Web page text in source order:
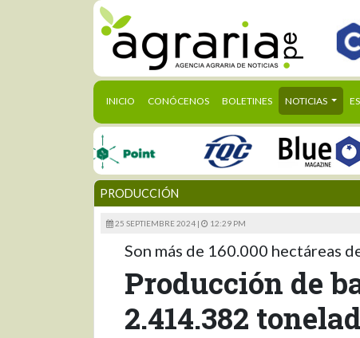
INICIO (CURRENT)
CONÓCENOS BOLETINES NOTICIAS
PRODUCCIÓN
25 SEPTIEMBRE 2024 | 12:29 PM
Son más de 160.000 hectáreas
Producción de
2.414.382